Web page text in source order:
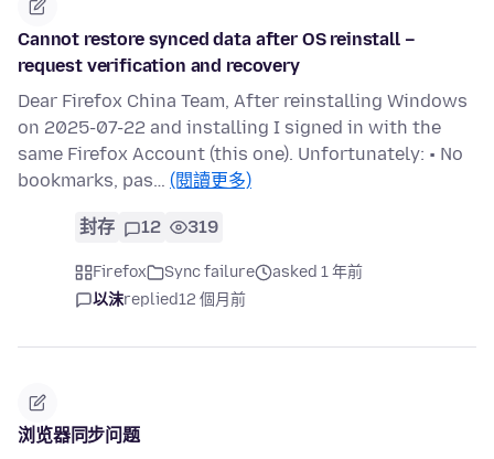
Cannot restore synced data after OS reinstall –
request verification and recovery
Dear Firefox China Team, After reinstalling Windows
on 2025-07-22 and installing I signed in with the
same Firefox Account (this one). Unfortunately: • No
bookmarks, pas… (閱讀更多)
封存 12 319
Firefox Sync failure
asked 1 年前
以沫replied12 個月前
浏览器同步问题